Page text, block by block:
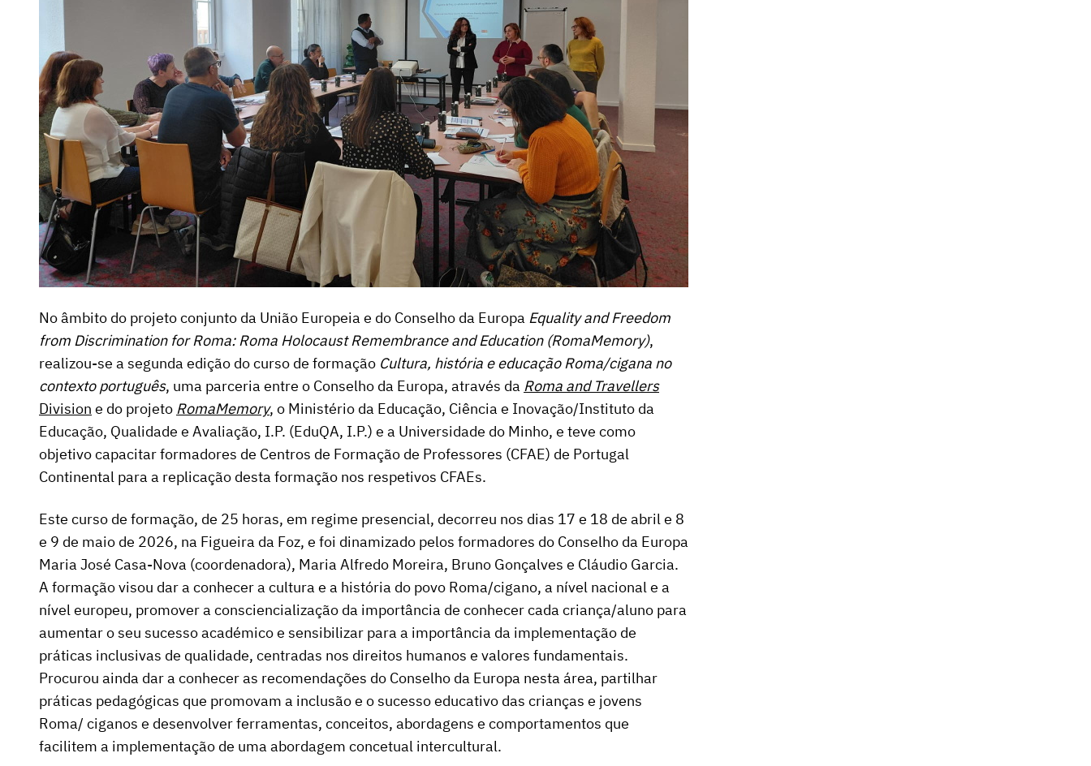
No âmbito do projeto conjunto da União Europeia e do Conselho da Europa Equality and Freedom
from Discrimination for Roma: Roma Holocaust Remembrance and Education (RomaMemory),
realizou-se a segunda edição do curso de formação Cultura, história e educação Roma/cigana no
contexto português, uma parceria entre o Conselho da Europa, através da Roma and Travellers
Division e do projeto RomaMemory, o Ministério da Educação, Ciência e Inovação/Instituto da
Educação, Qualidade e Avaliação, I.P. (EduQA, I.P.) e a Universidade do Minho, e teve como
objetivo capacitar formadores de Centros de Formação de Professores (CFAE) de Portugal
Continental para a replicação desta formação nos respetivos CFAEs.
Este curso de formação, de 25 horas, em regime presencial, decorreu nos dias 17 e 18 de abril e 8
e 9 de maio de 2026, na Figueira da Foz, e foi dinamizado pelos formadores do Conselho da Europa
Maria José Casa-Nova (coordenadora), Maria Alfredo Moreira, Bruno Gonçalves e Cláudio Garcia.
A formação visou dar a conhecer a cultura e a história do povo Roma/cigano, a nível nacional e a
nível europeu, promover a consciencialização da importância de conhecer cada criança/aluno para
aumentar o seu sucesso académico e sensibilizar para a importância da implementação de
práticas inclusivas de qualidade, centradas nos direitos humanos e valores fundamentais.
Procurou ainda dar a conhecer as recomendações do Conselho da Europa nesta área, partilhar
práticas pedagógicas que promovam a inclusão e o sucesso educativo das crianças e jovens
Roma/ ciganos e desenvolver ferramentas, conceitos, abordagens e comportamentos que
facilitem a implementação de uma abordagem concetual intercultural.